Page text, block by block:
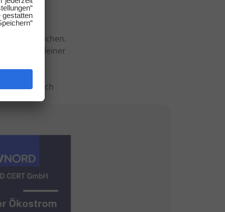
und vergleichen.
von deiner
mit TÜV
Finde durch